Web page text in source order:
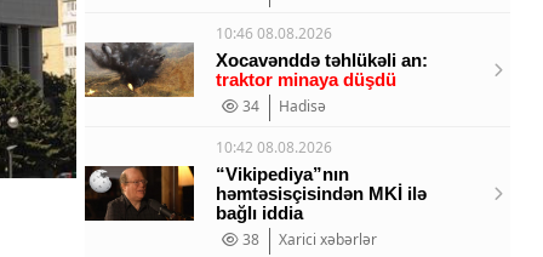
10:46 08.08.2026
Xocavənddə təhlükəli an:
traktor minaya düşdü
34
Hadisə
10:42 08.08.2026
“Vikipediya”nın
həmtəsisçisindən MKİ ilə
bağlı iddia
38
Xarici xəbərlər